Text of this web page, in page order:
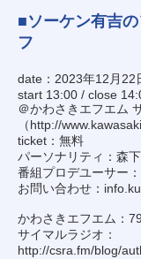
■ソーケン有吉
フ
date：2023年12月22
start 13:00 / close
＠かわさきエフエム
（http://
ticket：無料
パーソナリティ：森
番組プロデユーサー
お問い合わせ：
かわさきエフエム：
サイマルラジオ：
http://csra.fm/blog/